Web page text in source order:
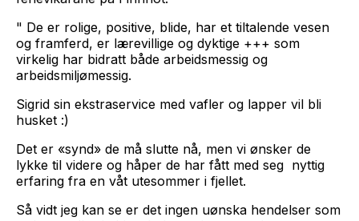
" De er rolige, positive, blide, har et tiltalende vesen
og framferd, er lærevillige og dyktige +++ som
virkelig har bidratt både arbeidsmessig og
arbeidsmiljømessig.
Sigrid sin ekstraservice med vafler og lapper vil bli
husket :)
Det er «synd» de må slutte nå, men vi ønsker de
lykke til videre og håper de har fått med seg nyttig
erfaring fra en våt utesommer i fjellet.
Så vidt jeg kan se er det ingen uønska hendelser som